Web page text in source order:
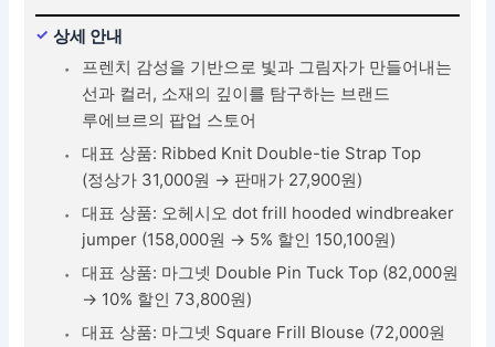
상세 안내
프렌치 감성을 기반으로 빛과 그림자가 만들어내는
선과 컬러, 소재의 깊이를 탐구하는 브랜드
루에브르의 팝업 스토어
대표 상품: Ribbed Knit Double-tie Strap Top
(정상가 31,000원 → 판매가 27,900원)
대표 상품: 오헤시오 dot frill hooded windbreaker
jumper (158,000원 → 5% 할인 150,100원)
대표 상품: 마그넷 Double Pin Tuck Top (82,000원
→ 10% 할인 73,800원)
대표 상품: 마그넷 Square Frill Blouse (72,000원